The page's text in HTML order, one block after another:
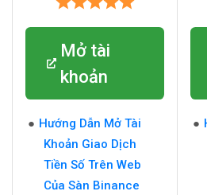
Mở tài
khoản
Hướng Dẫn Mở Tài
Khoản Giao Dịch
Tiền Số Trên Web
Của Sàn Binance